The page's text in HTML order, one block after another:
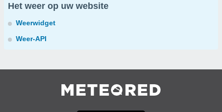
Het weer op uw website
Weerwidget
Weer-API